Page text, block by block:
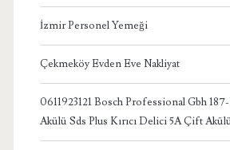
İzmir Personel Yemeği
Çekmeköy Evden Eve Nakliyat
0611923121 Bosch Professional Gbh
Akülü Sds Plus Kırıcı Delici 5A Çift